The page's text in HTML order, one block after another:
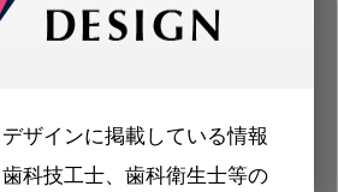
ザインに掲載している情報
科技工士、歯科衛生士等の
ガジンをお届けします。